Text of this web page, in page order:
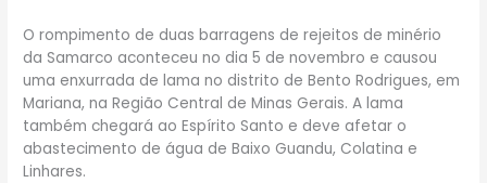
O rompimento de duas barragens de rejeitos de minério
da Samarco aconteceu no dia 5 de novembro e causou
uma enxurrada de lama no distrito de Bento Rodrigues, em
Mariana, na Região Central de Minas Gerais. A lama
também chegará ao Espírito Santo e deve afetar o
abastecimento de água de Baixo Guandu, Colatina e
Linhares.